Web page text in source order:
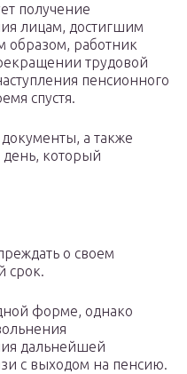
получение
лицам, достигшим
образом, работник
трудовой
пенсионного
спустя.
а также
день, который
о своем
срок.
форме, однако
дальнейшей
с выходом на пенсию.